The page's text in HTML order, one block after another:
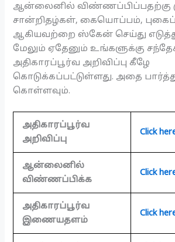
ஆன்லைனில் விண்ணப்பிப்பதற்கு
சான்றிதழ்கள், கையொப்பம்,
ஆகியவற்றை ஸ்கேன் செய்து
மேலும் ஏதேனும் உங்களுக்கு
அதிகாரப்பூர்வ அறிவிப்பு கீழே
கொடுக்கப்பட்டுள்ளது. அதை
கொள்ளவும்.
அதிகாரப்பூர்வ
அறிவிப்பு
Click
ஆன்லைனில்
விண்ணப்பிக்க
Click
அதிகாரப்பூர்வ
இணையதளம்
Click